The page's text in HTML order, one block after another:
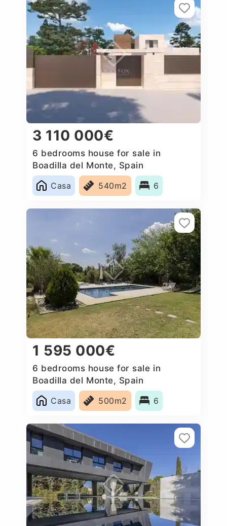
3 110 000€
6 bedrooms house for sale in
Boadilla del Monte, Spain
Casa
540m2 6
1 595 000€
6 bedrooms house for sale in
Boadilla del Monte, Spain
Casa
500m2 6